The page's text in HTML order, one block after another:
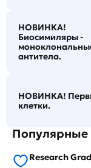
НОВИНКА!
Биосимиляры -
антитела.
НОВИНКА!
клетки.
Популярные
Research